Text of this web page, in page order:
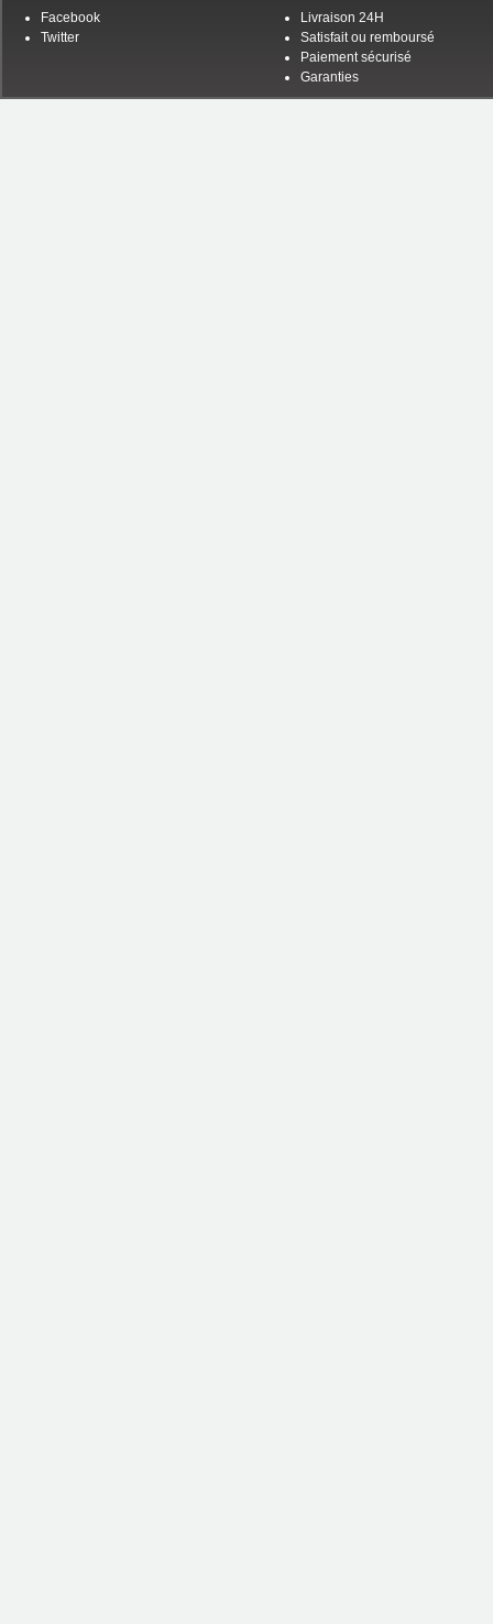
Facebook
Twitter
Livraison 24H
Satisfait ou remboursé
Paiement sécurisé
Garanties